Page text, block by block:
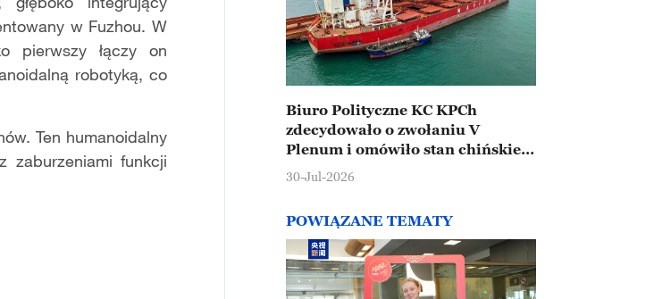
w Fuzhou. W
pierwszy łączy on
robotyką, co
Ten humanoidalny
funkcji
Biuro Polityczne KC KPCh
zdecydowało o zwołaniu V
Plenum i omówiło stan chińskiej
gospodarki
30-Jul-2026
POWIĄZANE TEMATY